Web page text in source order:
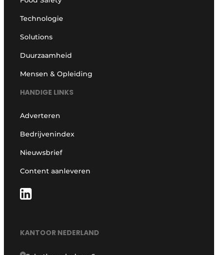
Technologie
Solutions
Duurzaamheid
Mensen & Opleiding
HANDIGE LINKS
Adverteren
Bedrijvenindex
Nieuwsbrief
Content aanleveren
KANTOOR NEDERLAND